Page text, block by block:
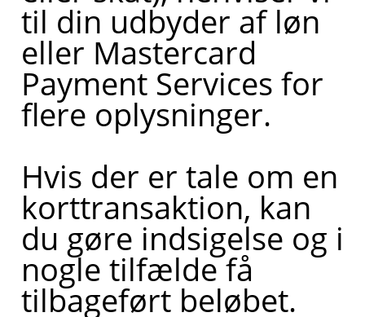
til din udbyder af løn
eller Mastercard
Payment Services for
flere oplysninger.
Hvis der er tale om en
korttransaktion, kan
du gøre indsigelse og i
nogle tilfælde få
tilbageført beløbet.